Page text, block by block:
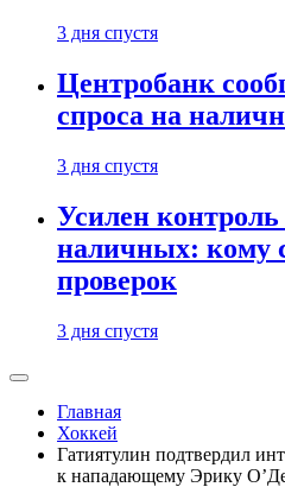
3 дня спустя
Центробанк
спроса на
3 дня спустя
Усилен контроль
наличных: кому
проверок
3 дня спустя
Главная
Хоккей
Гатиятулин подтвердил
к нападающему Эрику